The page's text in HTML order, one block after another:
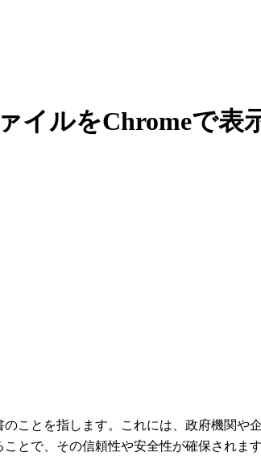
イルをChromeで表
ことを指します。これには、政府機関
とで、その信頼性や安全性が確保されます